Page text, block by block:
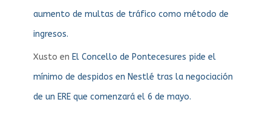
aumento de multas de tráfico como método de
ingresos.
Xusto en El Concello de Pontecesures pide el
mínimo de despidos en Nestlé tras la negociación
de un ERE que comenzará el 6 de mayo.